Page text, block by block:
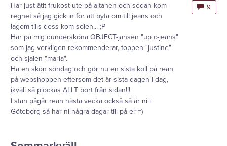
Har just ätit frukost ute på altanen och sedan kom
regnet så jag gick in för att byta om till jeans och
lagom tills dess kom solen... ;P
Har på mig dundersköna OBJECT-jansen "up c-jeans"
som jag verkligen rekommenderar, toppen "justine"
och sjalen "maria".
Ha en skön söndag och gör nu en sista koll på rean
på webshoppen eftersom det är sista dagen i dag,
ikväll så plockas ALLT bort från sidan!!!
I stan pågår rean nästa vecka också så är ni i
Göteborg så har ni några dagar till på er =)
9